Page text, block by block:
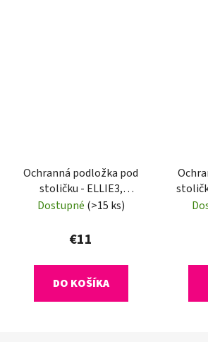
Ochranná podložka pod
stoličku - ELLIE3,
140x100 cm, 0,5 mm
Dostupné (>15 ks)
€11
DO KOŠÍKA